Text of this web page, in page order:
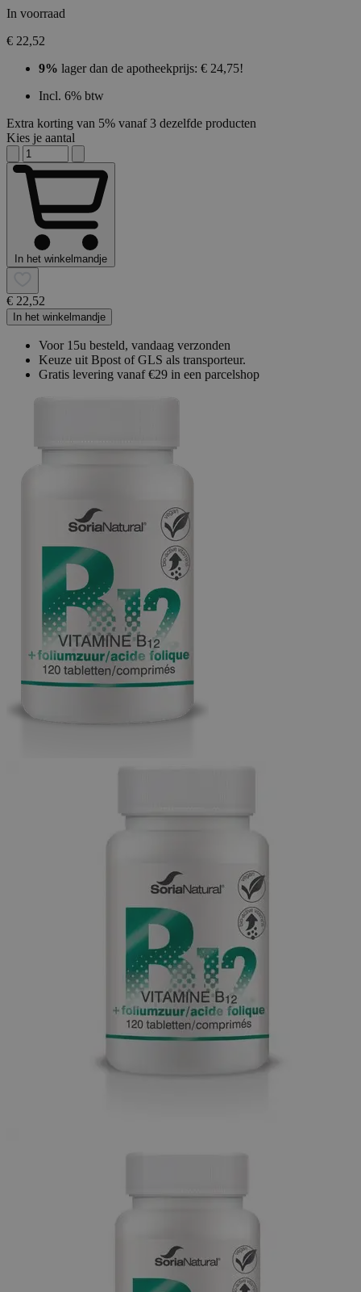
In voorraad
€ 22,52
9% lager dan de apotheekprijs: € 24,75!
Incl. 6% btw
Extra korting van 5% vanaf 3 dezelfde producten
Kies je aantal
In het winkelmandje
€ 22,52
In het winkelmandje
Voor 15u besteld, vandaag verzonden
Keuze uit Bpost of GLS als transporteur.
Gratis levering vanaf €29 in een parcelshop